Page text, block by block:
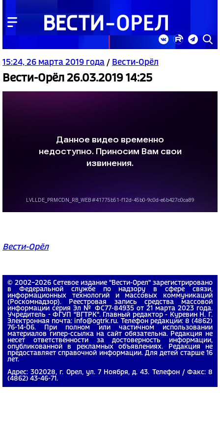
15:24, 26 марта 2019 года / Вести-Орёл
Вести-Орёл 26.03.2019 14:25
Вести-Орёл
© 2002−2026 Сетевое издание "Вести-Орел" зарегистрировано
в Федеральной службе по надзору в сфере связи,
информационных технологий и массовых коммуникаций
(Роскомнадзор). Реестровая запись средства массовой
информации серия Эл № ФС77-84935 от 21 марта 2023 года.
Учредитель - ФГУП "ВГТРК". Главный редактор - Куревин Н. Г.
Электронная почта: info@ogtrk.ru. Телефон редакции: 8 (4862)
76-14-06. При полном или частичном использовании
материалов гипер-ссылка на сайт обязательна. Редакция не
несет ответственности за достоверность информации,
опубликованной в рекламных объявлениях. Редакция не
предоставляет справочной информации. Для детей старше 16
лет.
Адрес: 302028, г. Орел, ул. 7 Ноября, д. 43. Телефон / Факс: 8
(4862) 43-46-71.